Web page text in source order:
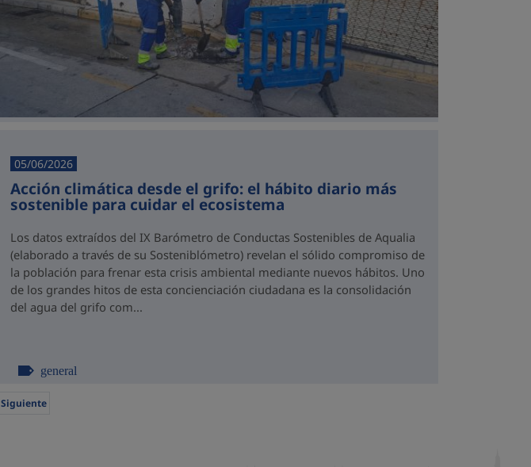
05/06/2026
Acción climática desde el grifo: el hábito diario más
sostenible para cuidar el ecosistema
Los datos extraídos del IX Barómetro de Conductas Sostenibles de Aqualia
(elaborado a través de su Sosteniblómetro) revelan el sólido compromiso de
la población para frenar esta crisis ambiental mediante nuevos hábitos. Uno
de los grandes hitos de esta concienciación ciudadana es la consolidación
del agua del grifo com...
general
Siguiente